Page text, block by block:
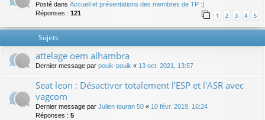
Posté dans Accueil et présentations des membres de TP :)
Réponses : 121 1 2 3 4 5
Sujets
attelage oem alhambra
Dernier message par pouik-pouik « 13 oct. 2021, 13:57
Seat leon : Désactiver totalement l'ESP et l'ASR avec
vagcom
Dernier message par Julien touran 50 « 10 févr. 2019, 16:24
Réponses : 5